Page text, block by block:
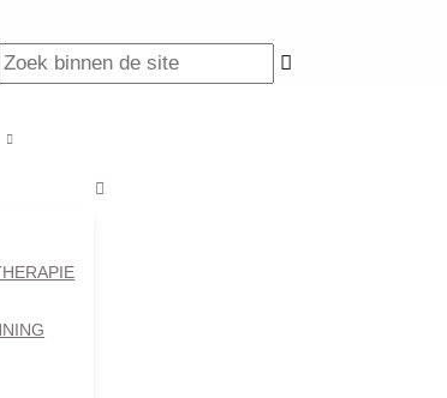
– 8 herkenbare signalen